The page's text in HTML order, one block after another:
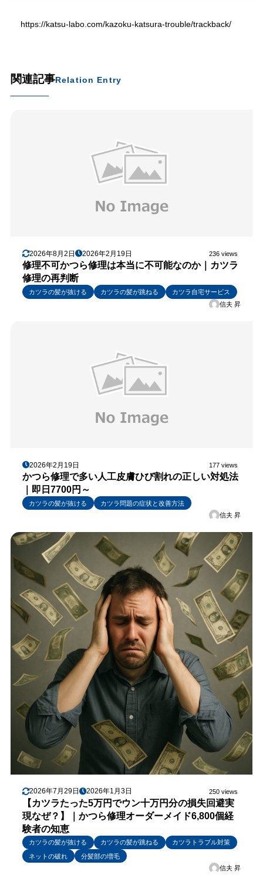
https://katsu-labo.com/kazoku-katsura-trouble/trackback/
関連記事Relation Entry
2026年8月2日 2026年2月19日 236 views
修理不可かつら修理は本当に不可能なのか｜カツラ
修理の再判断
カツラの髪が抜ける カツラの髪が跳ねる
カツラ自宅サービス
信夫 昇
2026年2月19日 177 views
かつら修理で多い人工皮膚ひび割れの正しい対処法
｜即日7700円～
カツラの髪が抜ける
カツラ問題の症状と改善方法
信夫 昇
2026年7月29日 2026年1月3日 250 views
【カツラたった5万円でウン十万円分の損失回避実
現なぜ？】｜かつら修理オーダーメイド6,800個経
験者の知恵
カツラの髪が抜ける カツラの髪が跳ねる
カツラトラブル対策
ネットの破れ
分髪部の増毛
信夫 昇